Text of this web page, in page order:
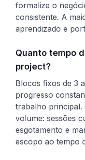
formalize o
consistente. A
aprendizado e
Quanto tempo
project?
Blocos fixos de 3
progresso
trabalho principal.
volume: sessões
esgotamento e
escopo ao tempo